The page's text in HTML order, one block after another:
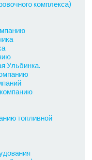
комплекса)
Ульбинка.
топливной